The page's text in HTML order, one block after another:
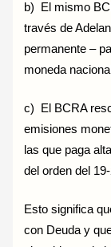
b) El mismo
través de
permanente –
moneda
c) El BCRA
emisiones
las que paga
del orden del
Esto significa
con Deuda y